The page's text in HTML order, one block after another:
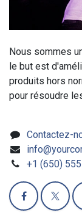
Nous sommes
le but est
produits hors
pour résoudre
Contactez-
+1 (650)